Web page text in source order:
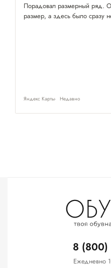
Порадовал размерный ряд.
размер, а здесь было сразу
Яндекс Карты Недавно
8 (800)
Ежедневно